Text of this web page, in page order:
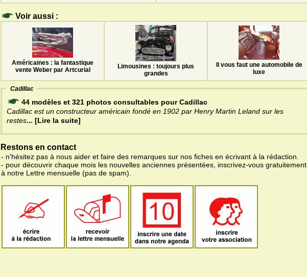
Voir aussi :
Américaines : la fantastique
vente Weber par Artcurial
Limousines : toujours plus
grandes
Il vous faut une automobile de
luxe
Cadillac
44 modèles et 321 photos consultables pour Cadillac
Cadillac est un constructeur américain fondé en 1902 par Henry Martin Leland sur les
restes... [Lire la suite]
Restons en contact
- n'hésitez pas à nous aider et faire des remarques sur nos fiches en écrivant à la rédaction.
- pour découvrir chaque mois les nouvelles anciennes présentées, inscrivez-vous gratuitement
à notre Lettre mensuelle (pas de spam).